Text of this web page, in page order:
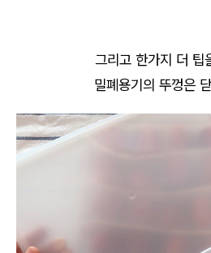
그리고 한가지 더 팁
밀폐용기의 뚜껑은